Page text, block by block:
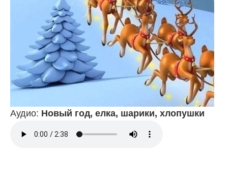
Аудио: Новый год, елка, шарики, хлопушки